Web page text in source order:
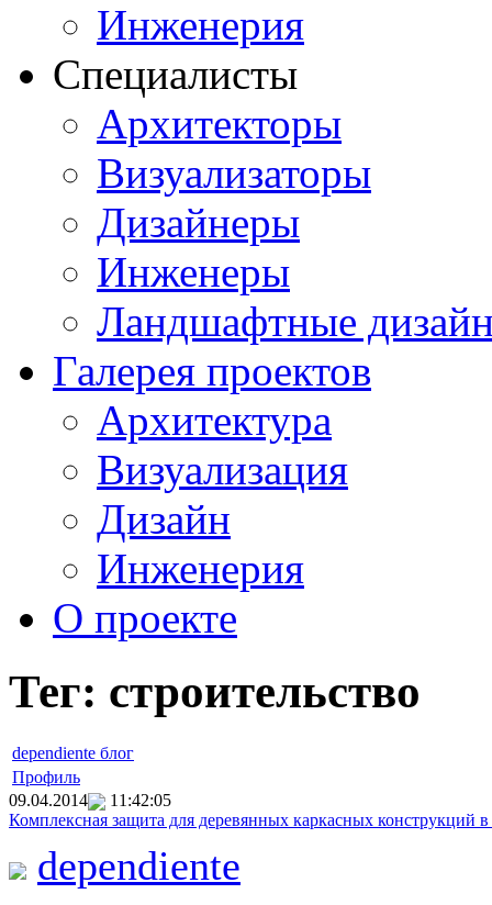
Инженерия
Специалисты
Архитекторы
Визуализаторы
Дизайнеры
Инженеры
Ландшафтные
Галерея проектов
Архитектура
Визуализация
Дизайн
Инженерия
О проекте
Тег: строительство
dependiente блог
Профиль
09.04.2014
11:42:05
Комплексная защита для деревянных каркасных конструкций
dependiente